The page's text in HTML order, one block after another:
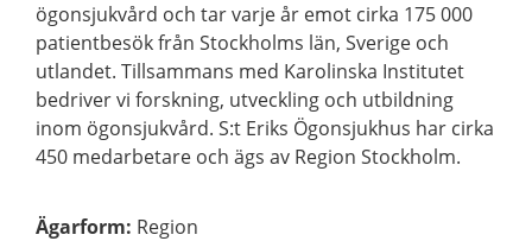
ögonsjukvård och tar varje år emot cirka 175 000
patientbesök från Stockholms län, Sverige och
utlandet. Tillsammans med Karolinska Institutet
bedriver vi forskning, utveckling och utbildning
inom ögonsjukvård. S:t Eriks Ögonsjukhus har cirka
450 medarbetare och ägs av Region Stockholm.
Ägarform: Region